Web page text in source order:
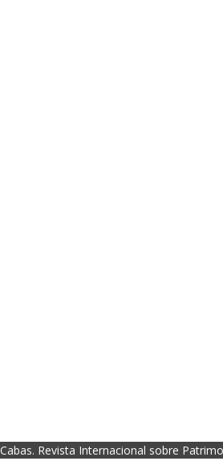
Cabas. Revista Internacional sobre